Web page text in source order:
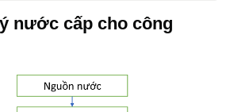
nước cấp cho công